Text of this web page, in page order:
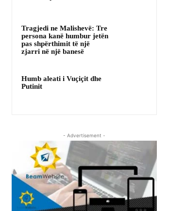
Tragjedi ne Malishevë: Tre
persona kanë humbur jetën
pas shpërthimit të një
zjarri në një banesë
Humb aleati i Vuçiçit dhe
Putinit
- Advertisement -